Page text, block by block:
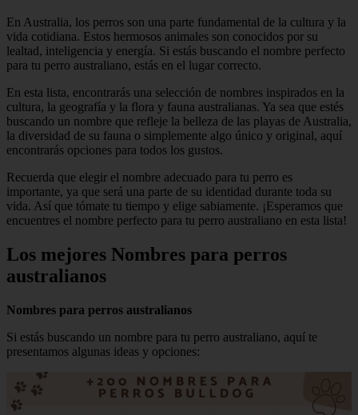
En Australia, los perros son una parte fundamental de la cultura y la
vida cotidiana. Estos hermosos animales son conocidos por su
lealtad, inteligencia y energía. Si estás buscando el nombre perfecto
para tu perro australiano, estás en el lugar correcto.
En esta lista, encontrarás una selección de nombres inspirados en la
cultura, la geografía y la flora y fauna australianas. Ya sea que estés
buscando un nombre que refleje la belleza de las playas de Australia,
la diversidad de su fauna o simplemente algo único y original, aquí
encontrarás opciones para todos los gustos.
Recuerda que elegir el nombre adecuado para tu perro es
importante, ya que será una parte de su identidad durante toda su
vida. Así que tómate tu tiempo y elige sabiamente. ¡Esperamos que
encuentres el nombre perfecto para tu perro australiano en esta lista!
Los mejores Nombres para perros
australianos
Nombres para perros australianos
Si estás buscando un nombre para tu perro australiano, aquí te
presentamos algunas ideas y opciones: